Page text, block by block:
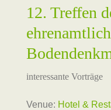
12. Treffen
interessante Vorträge
Venue: Hotel &